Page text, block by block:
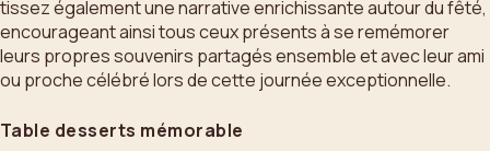
tissez également une narrative enrichissante autour du fêté,
encourageant ainsi tous ceux présents à se remémorer
leurs propres souvenirs partagés ensemble et avec leur ami
ou proche célébré lors de cette journée exceptionnelle.
Table desserts mémorable